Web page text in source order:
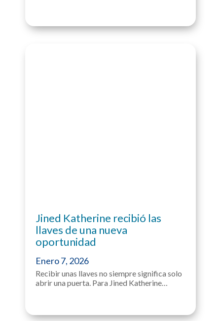
Jined Katherine recibió las
llaves de una nueva
oportunidad
Enero 7, 2026
Recibir unas llaves no siempre significa solo
abrir una puerta. Para Jined Katherine…